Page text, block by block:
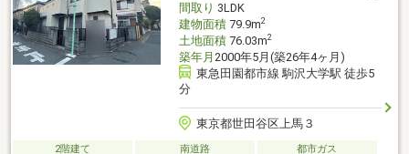
間取り 3LDK
建物面積79.9m2
土地面積76.03m2
築年月 2000年5月(築26年4ヶ月)
東急田園都市線 駒沢大学駅 徒歩5
分
東京都世田谷区上馬３
2階建て 南道路
都市ガス